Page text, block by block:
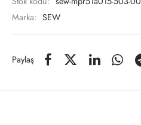
Marka: SEW
Paylaş